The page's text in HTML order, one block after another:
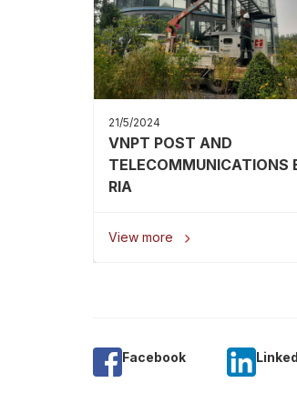
21/5/2024
VNPT POST AND
TELECOMMUNICATIONS
RIA
View more 
Facebook